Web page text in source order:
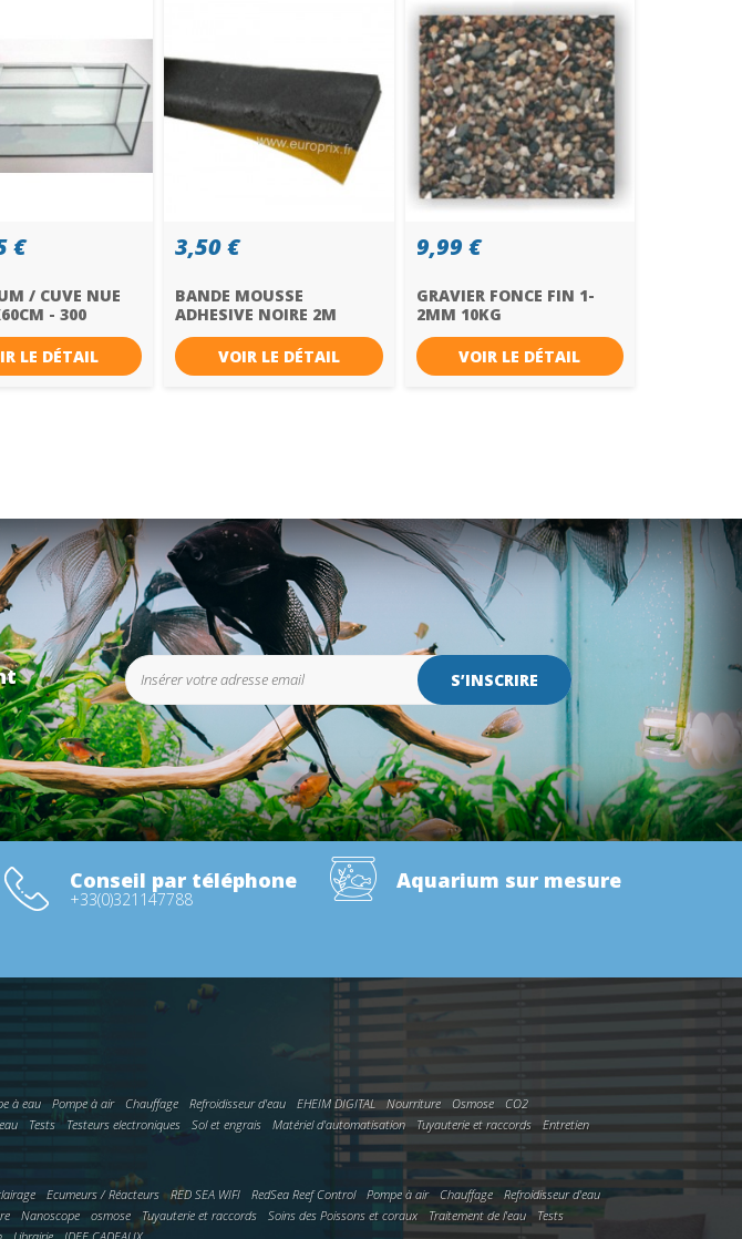
€
/ CUVE NUE
- 300
LE DÉTAIL
3,50 €
BANDE MOUSSE
ADHESIVE NOIRE 2M
VOIR LE DÉTAIL
9,99 €
GRAVIER FONCE FIN 1-
2MM 10KG
VOIR LE DÉTAIL
S’INSCRIRE
Conseil par téléphone
+33(0)321147788
Aquarium sur mesure
à eau Pompe à air Chauffage Refroidisseur d'eau EHEIM DIGITAL Nourriture Osmose
CO2
Tests Testeurs electroniques Sol et engrais Matériel d'automatisation Tuyauterie et raccords
Entretien
Ecumeurs / Réacteurs RED SEA WIFI RedSea Reef Control Pompe à air Chauffage
Refroidisseur d'eau
Nanoscope osmose Tuyauterie et raccords Soins des Poissons et coraux Traitement de l'eau
Tests